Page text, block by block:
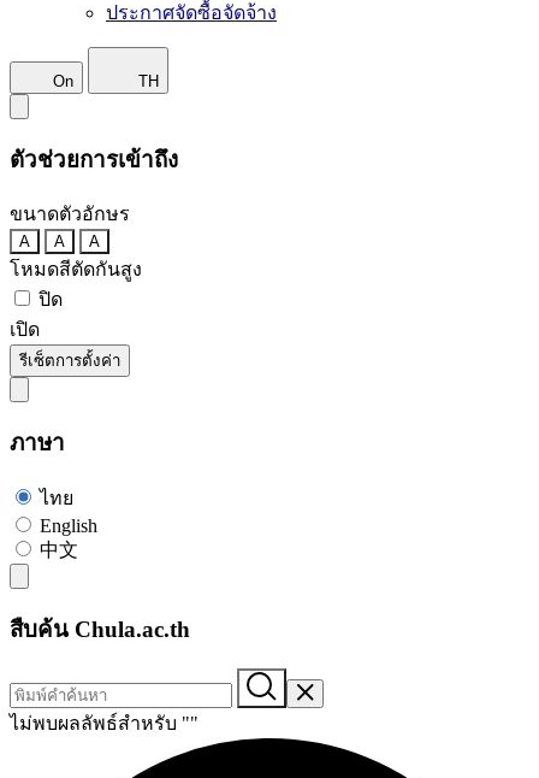
ประกาศจัดซื้อจัดจ้าง
On TH
ตัวช่วยการเข้าถึง
ขนาดตัวอักษร
A A A
โหมดสีตัดกันสูง
ปิด
เปิด
รีเซ็ตการตั้งค่า
ภาษา
ไทย
English
中文
สืบค้น Chula.ac.th
ไม่พบผลลัพธ์สำหรับ ""